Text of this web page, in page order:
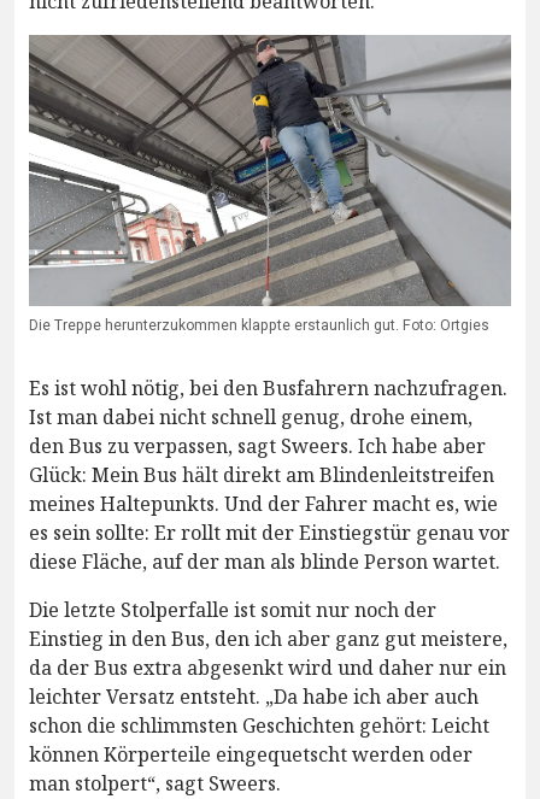
Die Treppe herunterzukommen klappte erstaunlich gut. Foto: Ortgies
Es ist wohl nötig, bei den Busfahrern nachzufragen.
Ist man dabei nicht schnell genug, drohe einem,
den Bus zu verpassen, sagt Sweers. Ich habe aber
Glück: Mein Bus hält direkt am Blindenleitstreifen
meines Haltepunkts. Und der Fahrer macht es, wie
es sein sollte: Er rollt mit der Einstiegstür genau vor
diese Fläche, auf der man als blinde Person wartet.
Die letzte Stolperfalle ist somit nur noch der
Einstieg in den Bus, den ich aber ganz gut meistere,
da der Bus extra abgesenkt wird und daher nur ein
leichter Versatz entsteht. „Da habe ich aber auch
schon die schlimmsten Geschichten gehört: Leicht
können Körperteile eingequetscht werden oder
man stolpert“, sagt Sweers.